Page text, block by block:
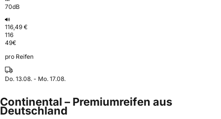
70dB
116,49 €
116
49€
pro Reifen
Do. 13.08. - Mo. 17.08.
Continental – Premiumreifen aus
Deutschland